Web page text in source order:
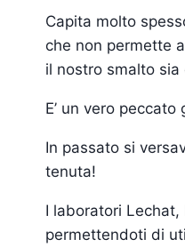
Capita molto
che non permette
il nostro smalto
E’ un vero
In passato si
tenuta!
I laboratori
permettendoti di